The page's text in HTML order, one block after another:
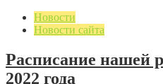
Новости
Новости сайта
Расписание нашей
2022 года